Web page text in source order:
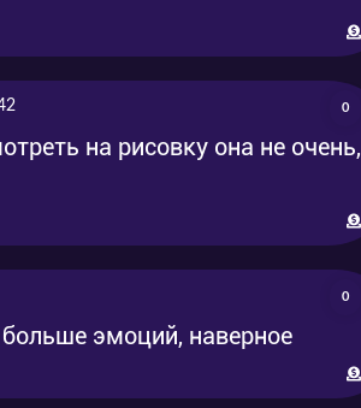
0
на рисовку она не очень,
0
эмоций, наверное